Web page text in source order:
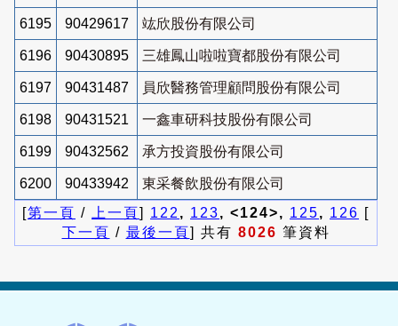
6195 90429617 竑欣股份有限公司
6196 90430895 三雄鳳山啦啦寶都股份有限公司
6197 90431487 員欣醫務管理顧問股份有限公司
6198 90431521 一鑫車研科技股份有限公司
6199 90432562 承方投資股份有限公司
6200 90433942
東采餐飲股份有限公司
[第一頁 / 上一頁] 122 , 123, <124>, 125, 126 [
下一頁 / 最後一頁] 共有 8026 筆資料